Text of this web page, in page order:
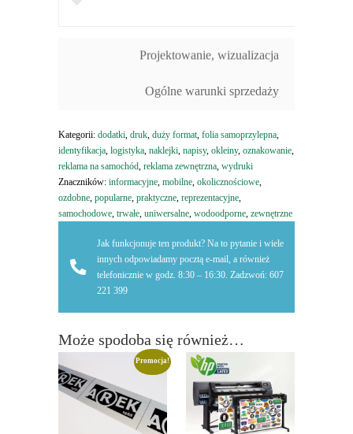
Projektowanie, wizualizacja
Ogólne warunki sprzedaży
Kategorii: dodatki, druk, duży format, folia samoprzylepna,
identyfikacja, logistyka, naklejki, napisy, okleiny, oznakowanie,
reklama na samochód, reklama zewnętrzna, wydruki
Znaczników: informacyjne, mobilne, okolicznościowe,
ozdobne, popularne, praktyczne, reprezentacyjne,
samochodowe, trwałe, uniwersalne, wodoodporne, zewnętrzne
Jak funkcjonuje ten produkt? Na to pytanie i wiele
innych odpowiadamy pocztą e-mail, a również
telefonicznie w godz. 8:30 – 16:30. Zadzwoń: 607
221 399
Może spodoba się również…
Promocja!